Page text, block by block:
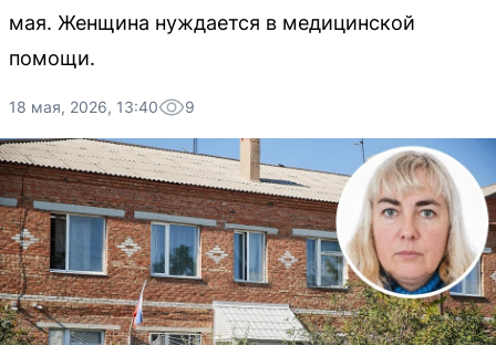
мая. Женщина нуждается в медицинской
помощи.
18 мая, 2026, 13:40 9